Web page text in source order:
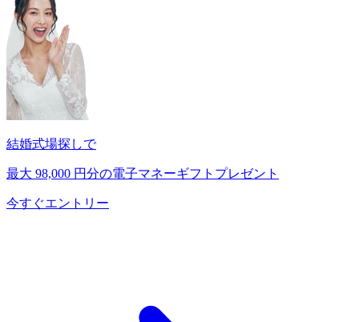
結婚式場探しで
最大 98,000 円分の電子マネーギフトプレゼント
今すぐエントリー